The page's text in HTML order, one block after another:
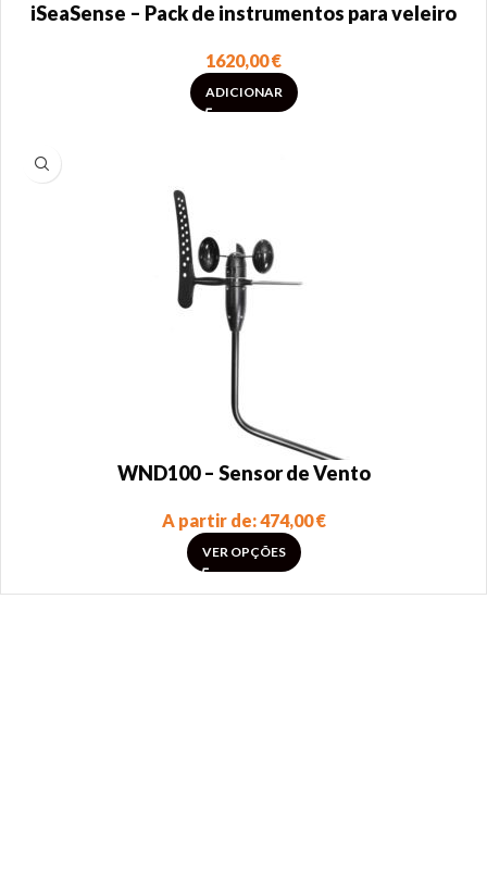
iSeaSense – Pack de instrumentos para veleiro
1620,00€
ADICIONAR
WND100 – Sensor de Vento
A partir de:474,00€
VER OPÇÕES